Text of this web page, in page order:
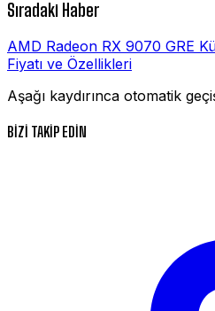
Sıradaki Haber
AMD Radeon RX 9070 GRE
Fiyatı ve Özellikleri
Aşağı kaydırınca otomatik
BİZİ TAKİP EDİN